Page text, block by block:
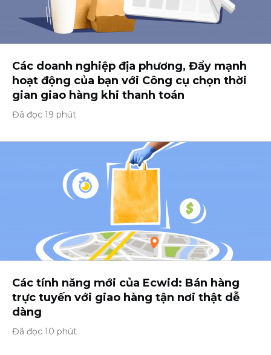
Các doanh nghiệp địa phương, Đẩy mạnh
hoạt động của bạn với Công cụ chọn thời
gian giao hàng khi thanh toán
Đã đọc 19 phút
Các tính năng mới của Ecwid: Bán hàng
trực tuyến với giao hàng tận nơi thật dễ
dàng
Đã đọc 10 phút